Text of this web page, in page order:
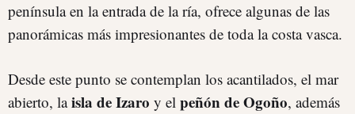
península en la entrada de la ría, ofrece algunas de las
panorámicas más impresionantes de toda la costa vasca.
Desde este punto se contemplan los acantilados, el mar
abierto, laisla de Izaro y el peñón de Ogoño, además